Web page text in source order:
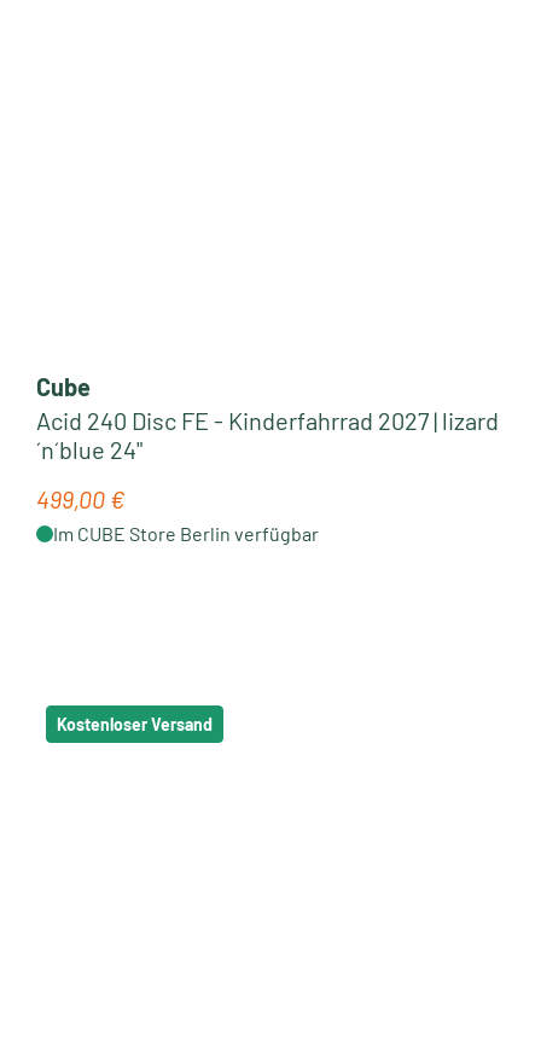
Cube
Acid 240 Disc FE - Kinderfahrrad 2027 | lizard
´n´blue 24"
Regulärer Preis:
499,00 €
Im CUBE Store Berlin verfügbar
Kostenloser Versand